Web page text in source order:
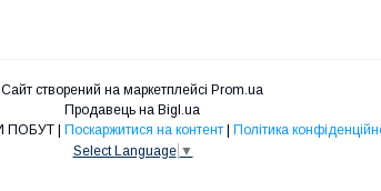
Сайт створений на маркетплейсі Prom.ua
Продавець на Bigl.ua
Поскаржитися на контент
Політика
Select Language ▼